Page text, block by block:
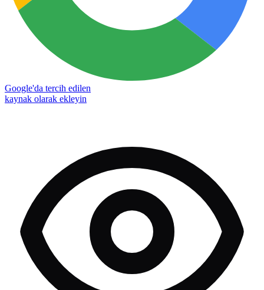
Google'da tercih edilen
kaynak olarak ekleyin